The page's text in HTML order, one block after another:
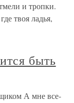
и тропки.
твоя ладья,
быть
А мне все-